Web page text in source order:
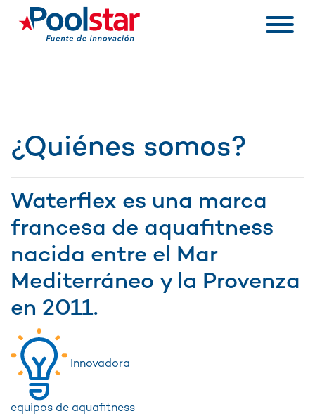
¿Quiénes somos?
Waterflex es una marca
francesa de aquafitness
nacida entre el Mar
Mediterráneo y la Provenza
en 2011.
Innovadora
equipos de aquafitness